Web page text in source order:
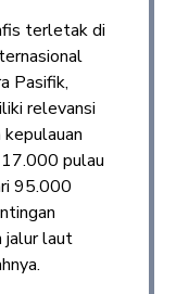
terletak di
Pasifik,
relevansi
pulau
95.000
jalur laut